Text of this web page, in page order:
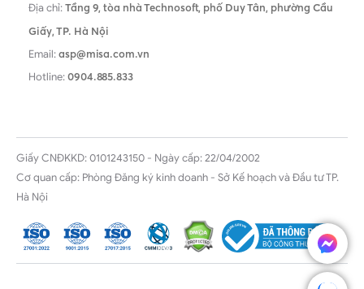
Địa chỉ:Tầng 9, tòa nhà Technosoft, phố Duy Tân, phường Cầu
Giấy,TP. Hà Nội
Email:asp@misa.com.vn
Hotline:0904.885.833
Giấy CNĐKKD: 0101243150 - Ngày cấp: 22/04/2002
Cơ quan cấp: Phòng Đăng ký kinh doanh - Sở Kế hoạch và Đầu tư TP.
Hà Nội